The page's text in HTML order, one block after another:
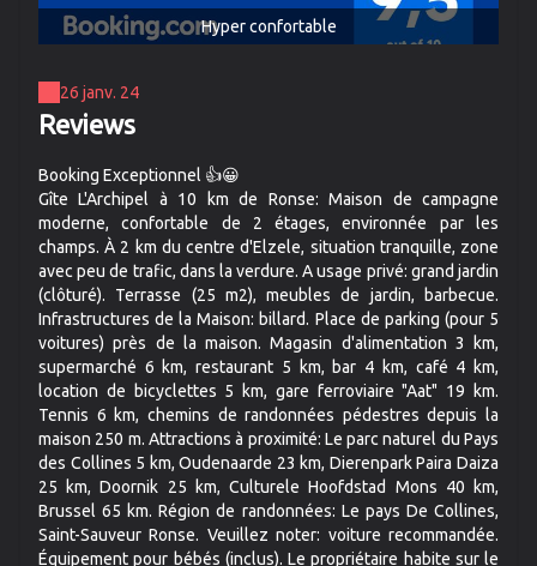
Hyper confortable
26 janv. 24
Reviews
Booking Exceptionnel 👍😀
Gîte L'Archipel à 10 km de Ronse: Maison de campagne
moderne, confortable de 2 étages, environnée par les
champs. À 2 km du centre d'Elzele, situation tranquille, zone
avec peu de trafic, dans la verdure. A usage privé: grand jardin
(clôturé). Terrasse (25 m2), meubles de jardin, barbecue.
Infrastructures de la Maison: billard. Place de parking (pour 5
voitures) près de la maison. Magasin d'alimentation 3 km,
supermarché 6 km, restaurant 5 km, bar 4 km, café 4 km,
location de bicyclettes 5 km, gare ferroviaire "Aat" 19 km.
Tennis 6 km, chemins de randonnées pédestres depuis la
maison 250 m. Attractions à proximité: Le parc naturel du Pays
des Collines 5 km, Oudenaarde 23 km, Dierenpark Paira Daiza
25 km, Doornik 25 km, Culturele Hoofdstad Mons 40 km,
Brussel 65 km. Région de randonnées: Le pays De Collines,
Saint-Sauveur Ronse. Veuillez noter: voiture recommandée.
Équipement pour bébés (inclus). Le propriétaire habite sur le